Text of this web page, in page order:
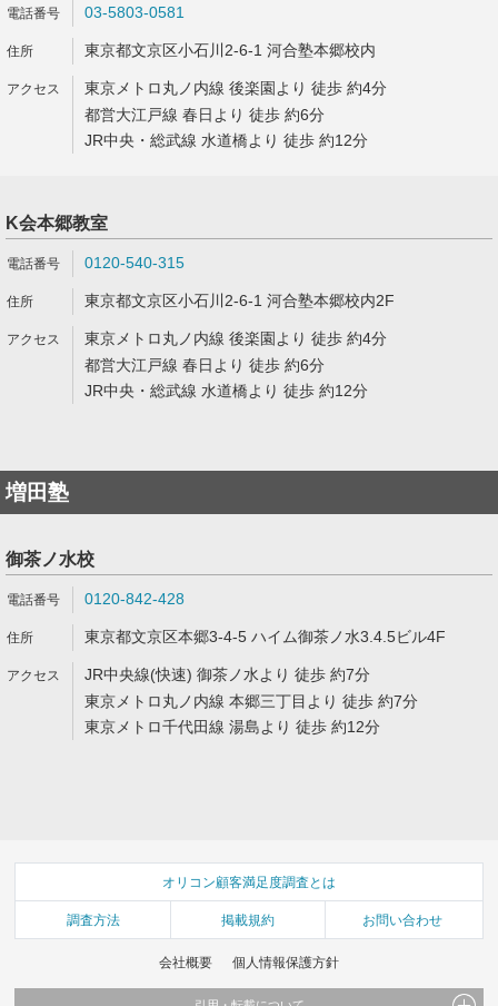
03-5803-0581
東京都文京区小石川2-6-1 河合塾本郷校内
東京メトロ丸ノ内線 後楽園より 徒歩 約4分
都営大江戸線 春日より 徒歩 約6分
JR中央・総武線 水道橋より 徒歩 約12分
K会本郷教室
0120-540-315
東京都文京区小石川2-6-1 河合塾本郷校内2F
東京メトロ丸ノ内線 後楽園より 徒歩 約4分
都営大江戸線 春日より 徒歩 約6分
JR中央・総武線 水道橋より 徒歩 約12分
増田塾
御茶ノ水校
0120-842-428
東京都文京区本郷3-4-5 ハイム御茶ノ水3.4.5ビル4F
JR中央線(快速) 御茶ノ水より 徒歩 約7分
東京メトロ丸ノ内線 本郷三丁目より 徒歩 約7分
東京メトロ千代田線 湯島より 徒歩 約12分
オリコン顧客満足度調査とは
調査方法 掲載規約 お問い合わせ
会社概要 個人情報保護方針